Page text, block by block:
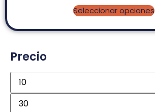
Seleccionar opciones
Precio